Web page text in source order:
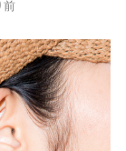
前